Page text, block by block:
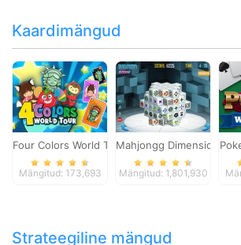
Kaardimängud
Four Colors World Tour
Mängitud: 173,693
Mahjongg Dimensions
Mängitud: 1,801,930
Strateegiline mängud